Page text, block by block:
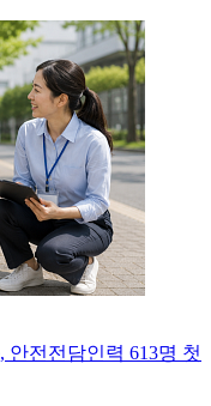
안전전담인력 613명 첫